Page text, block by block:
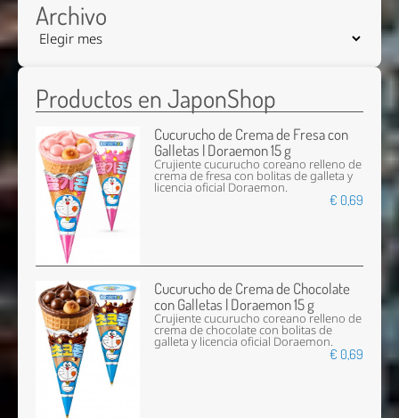
Archivo
Productos en JaponShop
Cucurucho de Crema de Fresa con
Galletas | Doraemon 15 g
Crujiente cucurucho coreano relleno de
crema de fresa con bolitas de galleta y
licencia oficial Doraemon.
€ 0,69
Cucurucho de Crema de Chocolate
con Galletas | Doraemon 15 g
Crujiente cucurucho coreano relleno de
crema de chocolate con bolitas de
galleta y licencia oficial Doraemon.
€ 0,69